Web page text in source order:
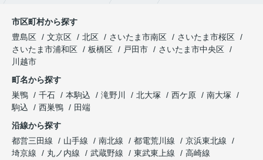
市区町村から探す
豊島区
文京区 北区 さいたま市南区
さいたま市桜区
さいたま市浦和区
板橋区 戸田市
さいたま市中央区
川越市
町名から探す
巣鴨
千石 本駒込 滝野川 北大塚 西ケ原
南大塚
駒込
西巣鴨
田端
沿線から探す
都営三田線
山手線 南北線 都電荒川線
京浜東北線
埼京線
丸ノ内線 武蔵野線 東武東上線
高崎線